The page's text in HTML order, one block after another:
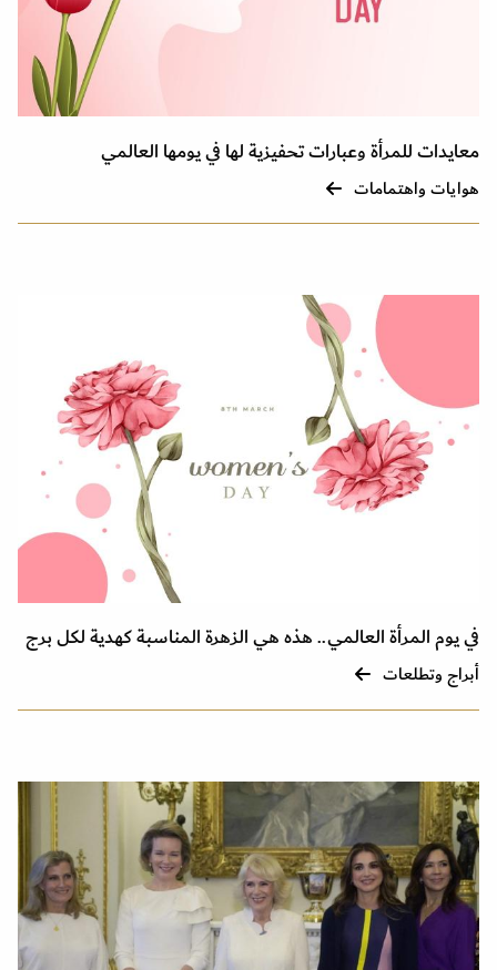
معايدات للمرأة وعبارات تحفيزية لها في يومها العالمي
هوايات واهتمامات
في يوم المرأة العالمي.. هذه هي الزهرة المناسبة كهدية لكل برج
أبراج وتطلعات